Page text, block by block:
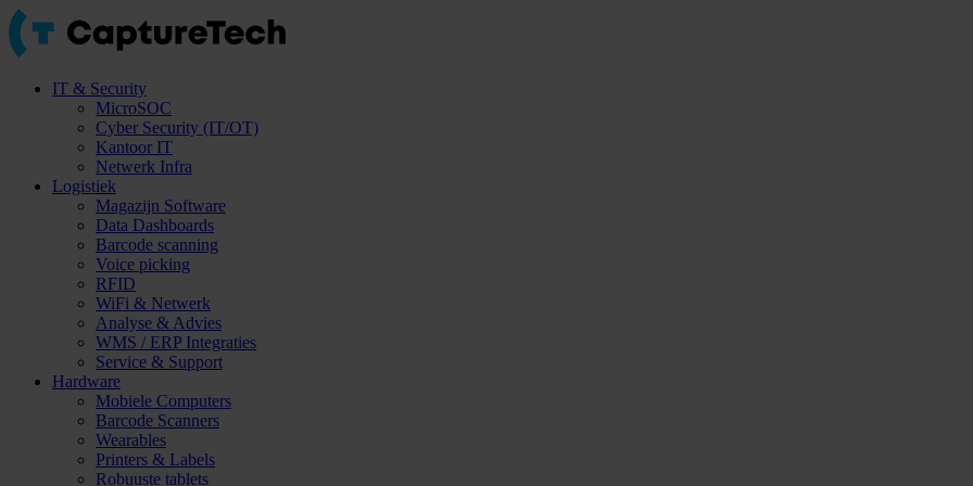
IT & Security
MicroSOC
Cyber Security (IT/OT)
Kantoor IT
Netwerk Infra
Logistiek
Magazijn Software
Data Dashboards
Barcode scanning
Voice picking
RFID
WiFi & Netwerk
Analyse & Advies
WMS / ERP Integraties
Service & Support
Hardware
Mobiele Computers
Barcode Scanners
Wearables
Printers & Labels
Robuuste tablets